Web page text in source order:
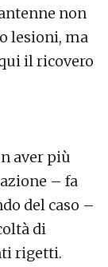
non
lesioni, ma
il ricovero
aver più
– fa
del caso –
di
rigetti.